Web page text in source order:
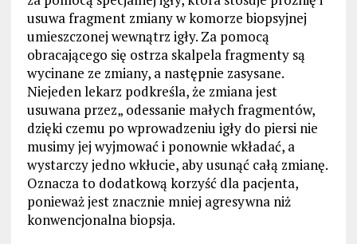
usuwa fragment zmiany w komorze biopsyjnej
umieszczonej wewnątrz igły. Za pomocą
obracającego się ostrza skalpela fragmenty są
wycinane ze zmiany, a następnie zasysane.
Niejeden lekarz podkreśla, że zmiana jest
usuwana przez„ odessanie małych fragmentów,
dzięki czemu po wprowadzeniu igły do ​​piersi nie
musimy jej wyjmować i ponownie wkładać, a
wystarczy jedno wkłucie, aby usunąć całą zmianę.
Oznacza to dodatkową korzyść dla pacjenta,
ponieważ jest znacznie mniej agresywna niż
konwencjonalna biopsja.